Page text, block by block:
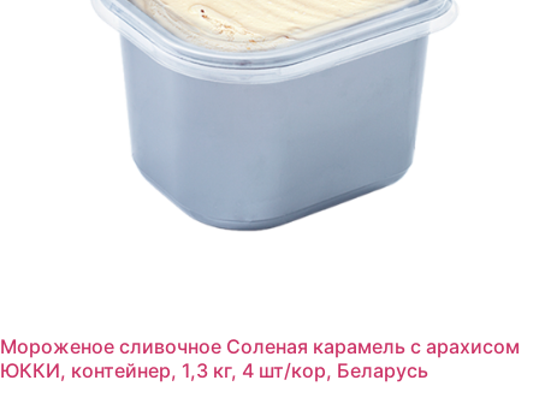
Мороженое сливочное Соленая карамель с арахисом
ЮККИ, контейнер, 1,3 кг, 4 шт/кор, Беларусь